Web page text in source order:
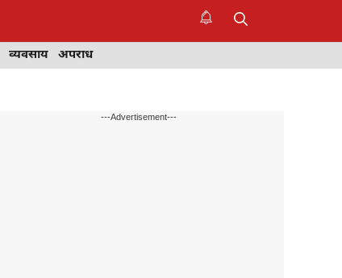
व्यवसाय अपराध
---Advertisement---